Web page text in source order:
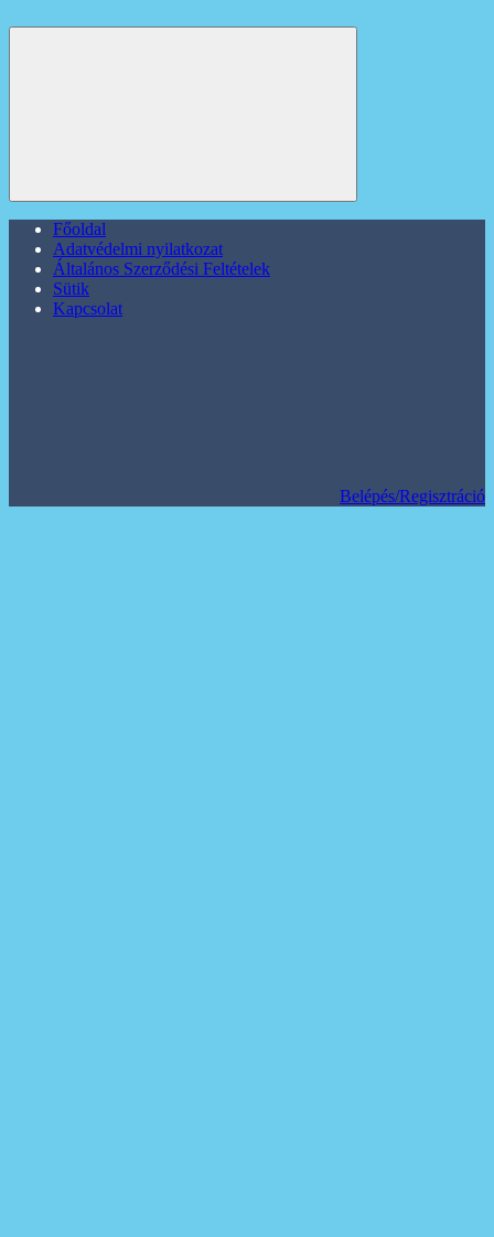
Főoldal
Adatvédelmi nyilatkozat
Általános Szerződési Feltételek
Sütik
Kapcsolat
Belépés/Regisztráció